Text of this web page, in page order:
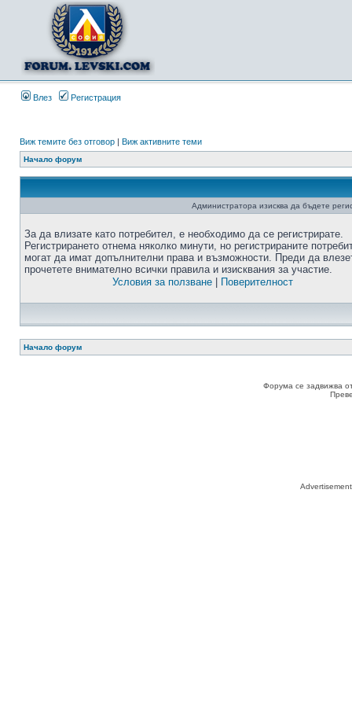
Влез Регистрация
Виж темите без отговор | Виж активните теми
Начало форум
Администратора изисква да бъдете
За да влизате като потребител, е необходимо да се регистрирате.
Регистрирането отнема няколко минути, но регистрираните
могат да имат допълнителни права и възможности. Преди да
прочетете внимателно всички правила и изисквания за участие.
Условия за ползване| Поверителност
Начало форум
Форума се задвижва